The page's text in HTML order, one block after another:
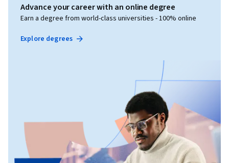
Advance your career with an online degree
Earn a degree from world-class universities - 100% online
Explore degrees